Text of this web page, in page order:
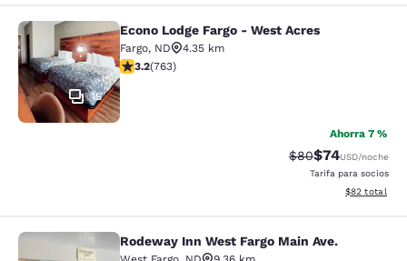
Econo Lodge Fargo - West Acres
19
Econo Lodge Fargo - West Acres
Fargo, ND
4.35 km
Calificación de 3.19 estrellas. Bueno. 763 reseñas
3.2(763)
Ahorra 7 %
Tarifa tachada:
$80Tarifa
$74USD/noche
Tarifa para socios
Ver detalles
$82 total
Rodeway Inn West Fargo Main Ave.
Rodeway Inn West Fargo Main Ave.